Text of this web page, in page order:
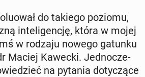
do takiego poziomu,
in­te­li­gen­cję, która w mojej
w rodzaju nowego gatunku
Maciej Kawecki. Jed­no­cze­
na pytania do­ty­czą­ce